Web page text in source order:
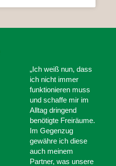
„Ich weiß nun, dass
ich nicht immer
funktionieren muss
und schaffe mir im
Alltag dringend
benötigte Freiräume.
Im Gegenzug
gewähre ich diese
auch meinem
Partner, was unsere